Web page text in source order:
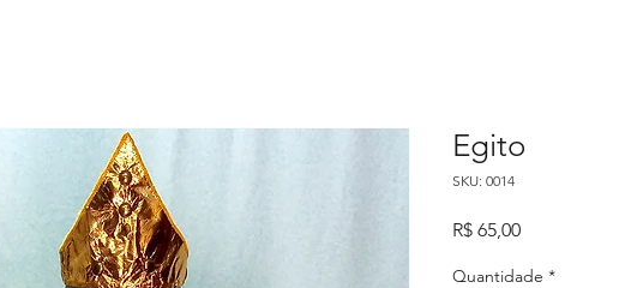
Egito
SKU: 0014
R$ 65,00Preço
Quantidade *